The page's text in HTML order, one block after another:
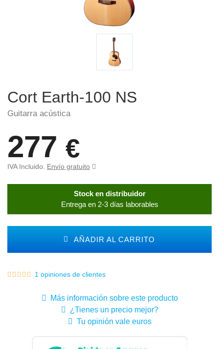
Cort Earth-100 NS
Guitarra acústica
277 €
IVA Incluido. Envío gratuito
Stock en distribuidor
Entrega en 2-3 días laborables
AÑADIR AL CARRITO
1 opiniones de clientes
Más información sobre este producto
¿Tienes un precio mejor?
Tu opinión vale euros